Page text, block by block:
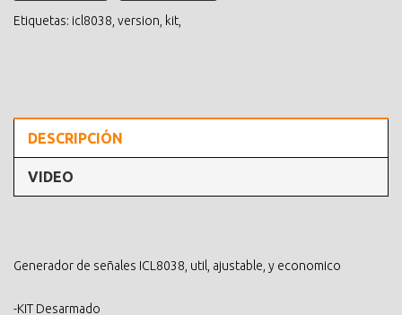
Etiquetas: icl8038 version kit
DESCRIPCIÓN
VIDEO
Generador de señales ICL8038, util, ajustable, y economico
-KIT Desarmado